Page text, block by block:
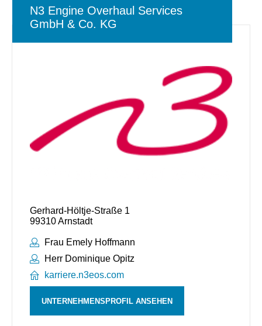
N3 Engine Overhaul Services
GmbH & Co. KG
Gerhard-Höltje-Straße 1
99310 Arnstadt
Ansprechpartner:
Frau Emely Hoffmann
Ansprechpartner:
Herr Dominique Opitz
karriere.n3eos.com
UNTERNEHMENSPROFIL ANSEHEN